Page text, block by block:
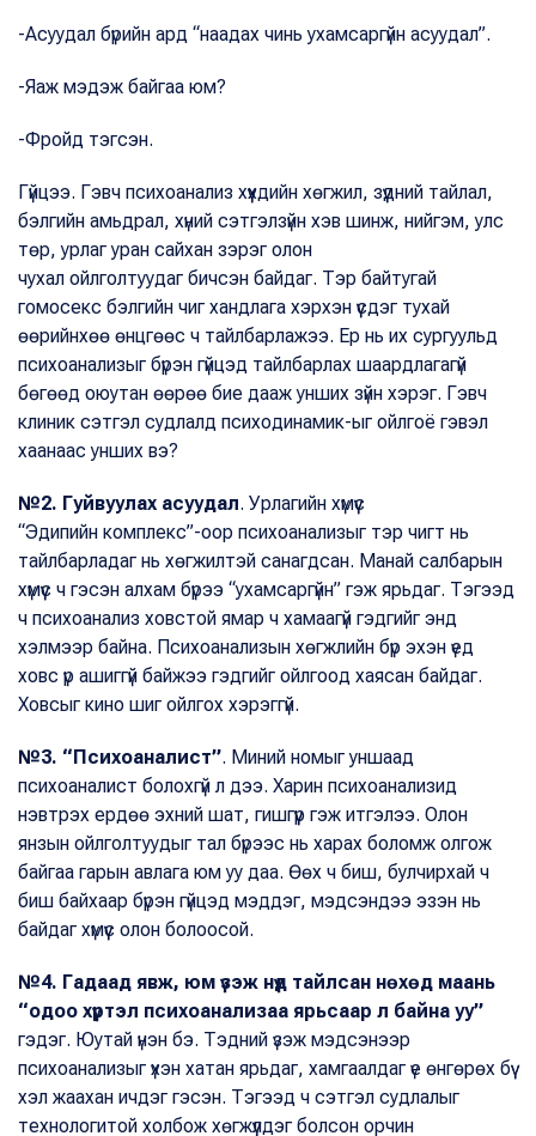
-Асуудал бүрийн ард “наадах чинь ухамсаргүйн асуудал”.
-Яаж мэдэж байгаа юм?
-Фройд тэгсэн.
Гүйцээ. Гэвч психоанализ хүүхдийн хөгжил, зүүдний тайлал,
бэлгийн амьдрал, хүний сэтгэлзүйн хэв шинж, нийгэм, улс
төр, урлаг уран сайхан зэрэг олон
чухал ойлголтуудаг бичсэн байдаг. Тэр байтугай
гомосекс бэлгийн чиг хандлага хэрхэн үүсдэг тухай
өөрийнхөө өнцгөөс ч тайлбарлажээ. Ер нь их сургуульд
психоанализыг бүрэн гүйцэд тайлбарлах шаардлагагүй
бөгөөд оюутан өөрөө бие дааж унших зүйн хэрэг. Гэвч
клиник сэтгэл судлалд психодинамик-ыг ойлгоё гэвэл
хаанаас унших вэ?
№2. Гуйвуулах асуудал. Урлагийн хүмүүс
“Эдипийн комплекс”-оор психоанализыг тэр чигт нь
тайлбарладаг нь хөгжилтэй санагдсан. Манай салбарын
хүмүүс ч гэсэн алхам бүрээ “ухамсаргүйн” гэж ярьдаг. Тэгээд
ч психоанализ ховстой ямар ч хамаагүй гэдгийг энд
хэлмээр байна. Психоанализын хөгжлийн бүр эхэн үед
ховс үр ашиггүй байжээ гэдгийг ойлгоод хаясан байдаг.
Ховсыг кино шиг ойлгох хэрэггүй.
№3. “Психоаналист”. Миний номыг уншаад
психоаналист болохгүй л дээ. Харин психоанализид
нэвтрэх ердөө эхний шат, гишгүүр гэж итгэлээ. Олон
янзын ойлголтуудыг тал бүрээс нь харах боломж олгож
байгаа гарын авлага юм уу даа. Өөх ч биш, булчирхай ч
биш байхаар бүрэн гүйцэд мэддэг, мэдсэндээ эзэн нь
байдаг хүмүүс олон болоосой.
№4. Гадаад явж, юм үзэж нүд тайлсан нөхөд маань
“одоо хүртэл психоанализаа ярьсаар л байна уу”
гэдэг. Юутай үнэн бэ. Тэдний үзэж мэдсэнээр
психоанализыг үхэн хатан ярьдаг, хамгаалдаг үе өнгөрөх бүү
хэл жаахан ичдэг гэсэн. Тэгээд ч сэтгэл судлалыг
технологитой холбож хөгжүүлдэг болсон орчин